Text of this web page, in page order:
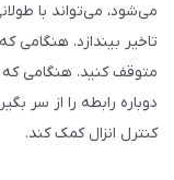
می‌شود، می‌تواند با
تاخیر بیندازد. هنگامی
متوقف کنید. هنگامی که
دوباره رابطه را از سر
کنترل انزال کمک کند.